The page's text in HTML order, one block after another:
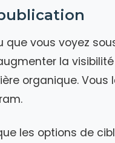
que vous voyez
la
organique.
les options de